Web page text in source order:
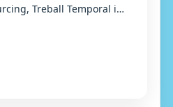
Treball Temporal i